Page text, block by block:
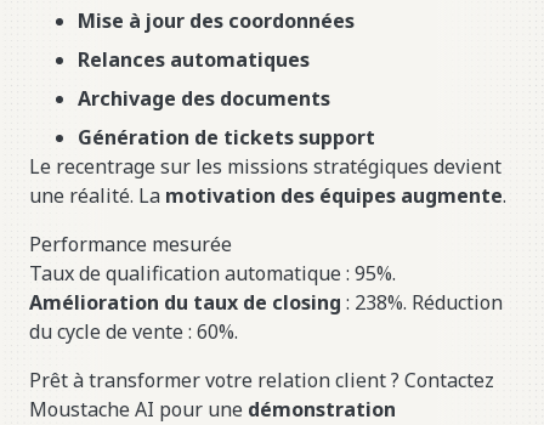
Mise à jour des coordonnées
Relances automatiques
Archivage des documents
Génération de tickets support
Le recentrage sur les missions stratégiques devient
une réalité. La motivation des équipes augmente.
Performance mesurée
Taux de qualification automatique : 95%.
Amélioration du taux de closing : 238%. Réduction
du cycle de vente : 60%.
Prêt à transformer votre relation client ? Contactez
Moustache AI pour une démonstration